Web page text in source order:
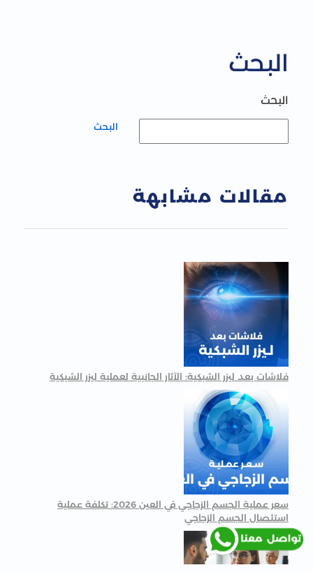
البحث
البحث
البحث
مقالات مشابهة
فلاشات بعد ليزر الشبكية: الآثار الجانبية لعملية ليزر الشبكية
سعر عملية الجسم الزجاجي في العين 2026: تكلفة عملية
استئصال الجسم الزجاجي